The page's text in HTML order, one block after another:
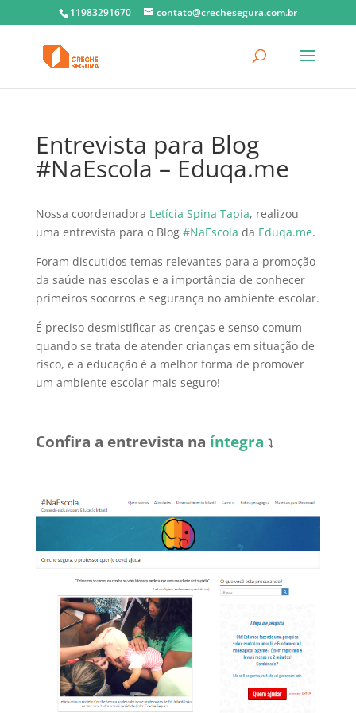
11983291670 contato@crechesegura.com.br
Entrevista para Blog
#NaEscola – Eduqa.me
Nossa coordenadora Letícia Spina Tapia, realizou
uma entrevista para o Blog #NaEscola da Eduqa.me.
Foram discutidos temas relevantes para a promoção
da saúde nas escolas e a importância de conhecer
primeiros socorros e segurança no ambiente escolar.
É preciso desmistificar as crenças e senso comum
quando se trata de atender crianças em situação de
risco, e a educação é a melhor forma de promover
um ambiente escolar mais seguro!
Confira a entrevista na íntegra ⤵